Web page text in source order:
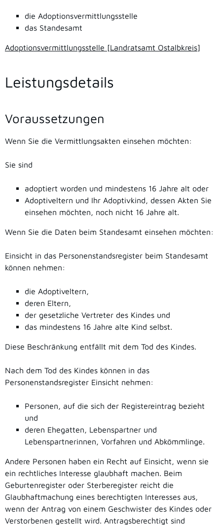
die Adoptionsvermittlungsstelle
das Standesamt
Adoptionsvermittlungsstelle [Landratsamt Ostalbkreis]
Leistungsdetails
Voraussetzungen
Wenn Sie die Vermittlungsakten einsehen möchten:
Sie sind
adoptiert worden und mindestens 16 Jahre alt oder
Adoptiveltern und Ihr Adoptivkind, dessen Akten Sie
einsehen möchten, noch nicht 16 Jahre alt.
Wenn Sie die Daten beim Standesamt einsehen möchten:
Einsicht in das Personenstandsregister beim Standesamt
können nehmen:
die Adoptiveltern,
deren Eltern,
der gesetzliche Vertreter des Kindes und
das mindestens 16 Jahre alte Kind selbst.
Diese Beschränkung entfällt mit dem Tod des Kindes.
Nach dem Tod des Kindes können in das
Personenstandsregister Einsicht nehmen:
Personen, auf die sich der Registereintrag bezieht
und
deren Ehegatten, Lebenspartner und
Lebenspartnerinnen, Vorfahren und Abkömmlinge.
Andere Personen haben ein Recht auf Einsicht, wenn sie
ein rechtliches Interesse glaubhaft machen. Beim
Geburtenregister oder Sterberegister reicht die
Glaubhaftmachung eines berechtigten Interesses aus,
wenn der Antrag von einem Geschwister des Kindes oder
Verstorbenen gestellt wird. Antragsberechtigt sind